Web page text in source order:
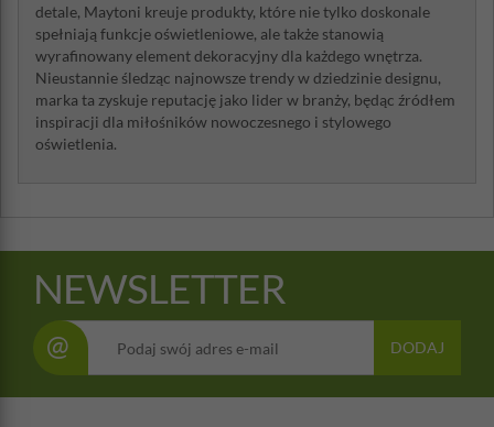
detale, Maytoni kreuje produkty, które nie tylko doskonale
spełniają funkcje oświetleniowe, ale także stanowią
wyrafinowany element dekoracyjny dla każdego wnętrza.
Nieustannie śledząc najnowsze trendy w dziedzinie designu,
marka ta zyskuje reputację jako lider w branży, będąc źródłem
inspiracji dla miłośników nowoczesnego i stylowego
oświetlenia.
NEWSLETTER
@ DODAJ